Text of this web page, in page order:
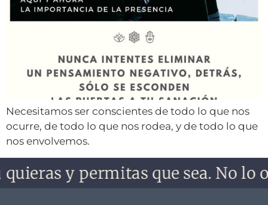
Necesitamos ser conscientes de todo lo que nos
ocurre, de todo lo que nos rodea, y de todo lo que
nos envolvemos.
y permitas que sea. No lo